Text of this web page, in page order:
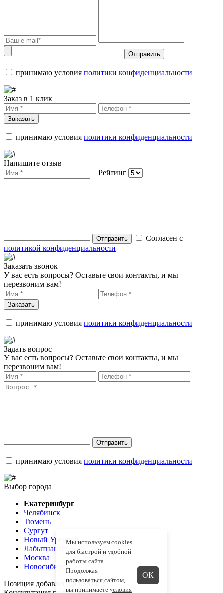
Отправить
принимаю условия политики конфиденциальности
Заказ в 1 клик
Заказать
принимаю условия политики конфиденциальности
Напишите отзыв
Рейтинг
Отправить
Согласен с
политикой конфиденциальности
Заказать звонок
У вас есть вопросы? Оставьте свои контакты, и мы
перезвоним вам!
Заказать
принимаю условия политики конфиденциальности
Задать вопрос
У вас есть вопросы? Оставьте свои контакты, и мы
перезвоним вам!
Отправить
принимаю условия политики конфиденциальности
Выбор города
Екатеринбург
Челябинск
Тюмень
Сургут
Новый Уренгой
Лабытнанги
Москва
Новосибирск
Позиция добавлена в корзину
Мы используем cookies
для быстрой и удобной
работы сайта.
Продолжая
пользоваться сайтом,
вы принимаете условия
ОК